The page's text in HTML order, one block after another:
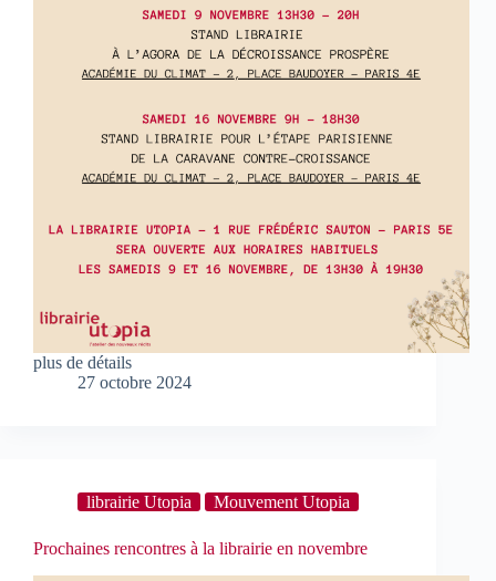
plus de détails
27 octobre 2024
librairie Utopia Mouvement Utopia
Prochaines rencontres à la librairie en novembre